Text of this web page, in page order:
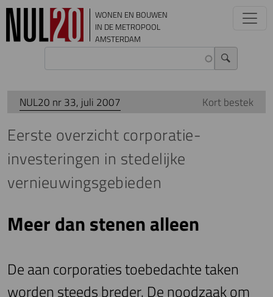
Overslaan en naar de inhoud gaan
WONEN EN BOUWEN
IN DE METROPOOL
AMSTERDAM
NUL20 nr 33, juli 2007 Kort bestek
Eerste overzicht corporatie-
investeringen in stedelijke
vernieuwingsgebieden
Meer dan stenen alleen
De aan corporaties toebedachte taken
worden steeds breder. De noodzaak om